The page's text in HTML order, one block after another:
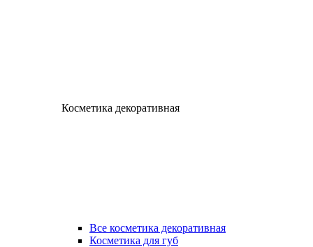
Косметика декоративная
Все косметика декоративная
Косметика для губ